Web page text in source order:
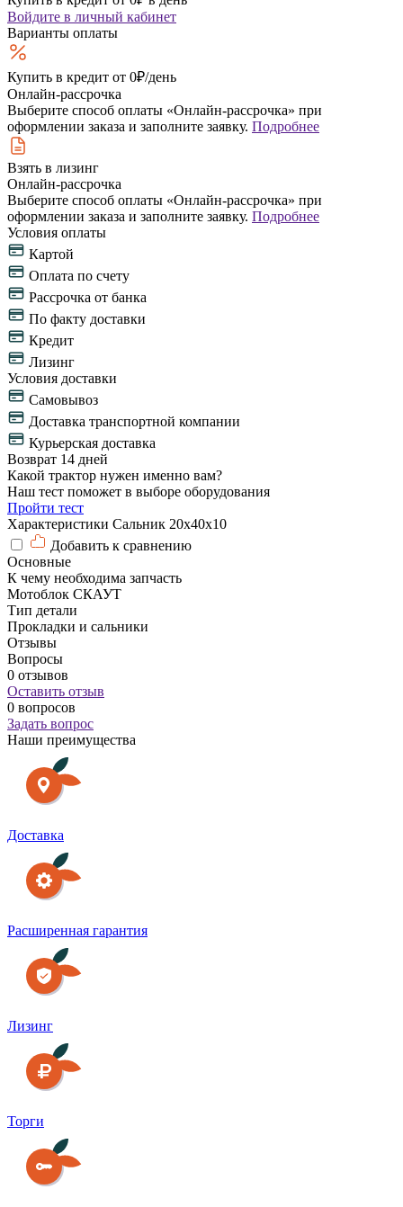
Войдите в личный кабинет
Варианты оплаты
Купить в кредит от 0₽/день
Онлайн-рассрочка
Выберите способ оплаты «Онлайн-рассрочка» при
оформлении заказа и заполните заявку. Подробнее
Взять в лизинг
Онлайн-рассрочка
Выберите способ оплаты «Онлайн-рассрочка» при
оформлении заказа и заполните заявку. Подробнее
Условия оплаты
Картой
Оплата по счету
Рассрочка от банка
По факту доставки
Кредит
Лизинг
Условия доставки
Самовывоз
Доставка транспортной компании
Курьерская доставка
Возврат 14 дней
Какой трактор нужен именно вам?
Наш тест поможет в выборе оборудования
Пройти тест
Характеристики Сальник 20х40х10
Добавить к сравнению
Основные
К чему необходима запчасть
Мотоблок СКАУТ
Тип детали
Прокладки и сальники
Отзывы
Вопросы
0 отзывов
Оставить отзыв
0 вопросов
Задать вопрос
Наши преимущества
Доставка
Расширенная гарантия
Лизинг
Торги